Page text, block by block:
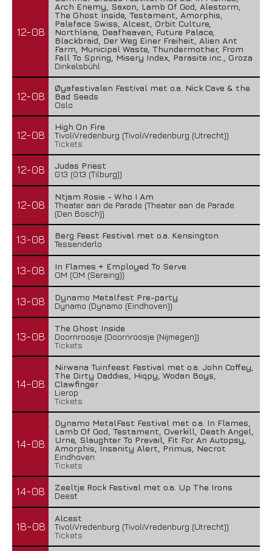
12-08
Arch Enemy, Saxon, Lamb Of God, Alestorm,
The Ghost Inside, Testament, Amorphis,
Paleface Swiss, Alcest, Orbit Culture,
Northlane, Deafheaven, Future Palace,
Blackbraid, Der Weg Einer Freiheit, Alien Ant
Farm, Municipal Waste, Thundermother, From
Fall To Spring, Misery Index, Parasite inc., Groza
Dinkelsbühl
12-08
Øyafestivalen Festival met o.a. Nick Cave & the
Bad Seeds
Oslo
12-08
High On Fire
TivoliVredenburg (TivoliVredenburg (Utrecht))
Tickets
12-08
Judas Priest
013 (013 (Tilburg))
12-08
Ntjam Rosie - Who I Am
Theater aan de Parade (Theater aan de Parade
(Den Bosch))
13-08
Berg Feest Festival met o.a. Kensington
Tessenderlo
13-08
In Flames + Employed To Serve
OM (OM (Seraing))
13-08
Dynamo Metalfest Pre-party
Dynamo (Dynamo (Eindhoven))
13-08
The Ghost Inside
Doornroosje (Doornroosje (Nijmegen))
Tickets
14-08
Nirwana Tuinfeest Festival met o.a. John Coffey,
The Dirty Daddies, Hiqpy, Wodan Boys,
Clawfinger
Lierop
Tickets
14-08
Dynamo MetalFest Festival met o.a. In Flames,
Lamb Of God, Testament, Overkill, Death Angel,
Urne, Slaughter To Prevail, Fit For An Autopsy,
Amorphis, Insanity Alert, Primus, Necrot
Eindhoven
Tickets
14-08
Zeeltje Rock Festival met o.a. Up The Irons
Deest
18-08
Alcest
TivoliVredenburg (TivoliVredenburg (Utrecht))
Tickets